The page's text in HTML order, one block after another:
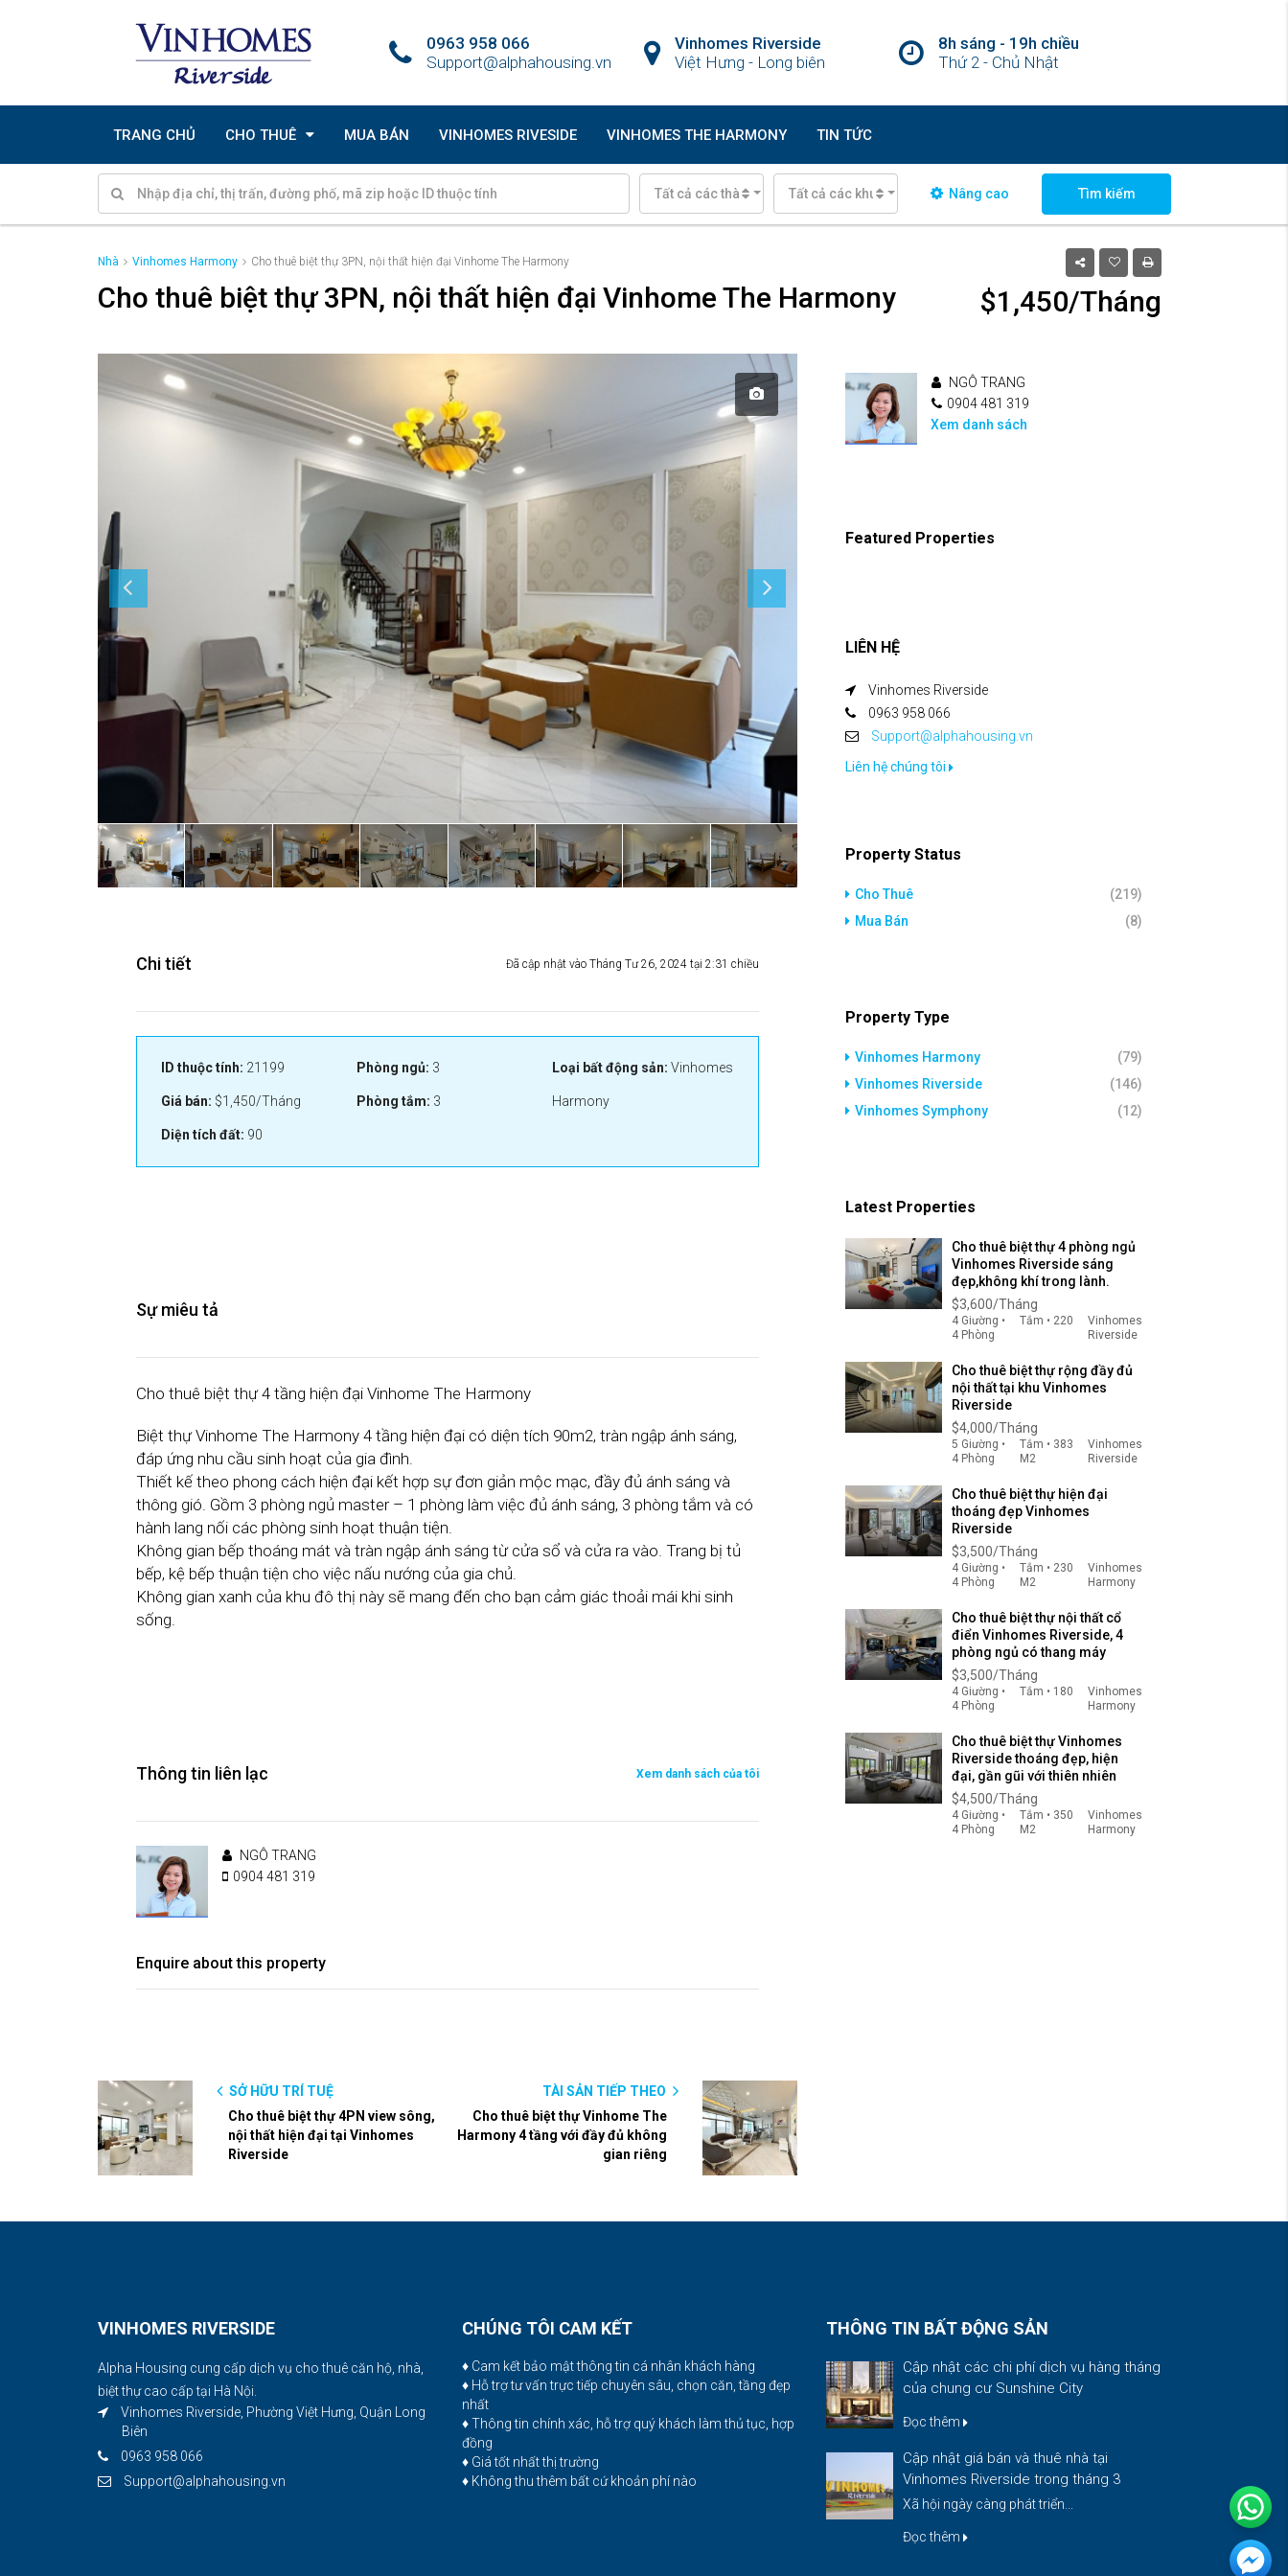
8h sáng - 19h chiều
Thứ 2 - Chủ Nhật
Vinhomes Riverside
Việt Hưng - Long biên
0963 958 066
Support@alphahousing.vn
TRANG CHỦ CHO THUÊ MUA BÁN VINHOMES RIVESIDE VINHOMES THE HARMONY TIN TỨC
Tất cả các thành phố Tất cả các khu vực Nâng cao Tìm kiếm
Nhà Vinhomes Harmony Cho thuê biệt thự 3PN, nội thất hiện đại Vinhome The Harmony
Cho thuê biệt thự 3PN, nội thất hiện đại Vinhome The Harmony $1,450/Tháng
Chi tiết Đã cập nhật vào Tháng Tư 26, 2024 tại 2:31 chiều
ID thuộc tính: 21199
Giá bán: $1,450/Tháng
Diện tích đất: 90
Phòng ngủ: 3
Phòng tắm: 3
Loại bất động sản: Vinhomes
Harmony
Sự miêu tả
Cho thuê biệt thự 4 tầng hiện đại Vinhome The Harmony
Biệt thự Vinhome The Harmony 4 tầng hiện đại có diện tích 90m2, tràn ngập ánh sáng,
đáp ứng nhu cầu sinh hoạt của gia đình.
Thiết kế theo phong cách hiện đại kết hợp sự đơn giản mộc mạc, đầy đủ ánh sáng và
thông gió. Gồm 3 phòng ngủ master – 1 phòng làm việc đủ ánh sáng, 3 phòng tắm và có
hành lang nối các phòng sinh hoạt thuận tiện.
Không gian bếp thoáng mát và tràn ngập ánh sáng từ cửa sổ và cửa ra vào. Trang bị tủ
bếp, kệ bếp thuận tiện cho việc nấu nướng của gia chủ.
Không gian xanh của khu đô thị này sẽ mang đến cho bạn cảm giác thoải mái khi sinh
sống.
Thông tin liên lạc Xem danh sách của tôi
NGÔ TRANG
0904 481 319
Enquire about this property
SỞ HỮU TRÍ TUỆ
Cho thuê biệt thự 4PN view sông,
nội thất hiện đại tại Vinhomes
Riverside
TÀI SẢN TIẾP THEO
Cho thuê biệt thự Vinhome The
Harmony 4 tầng với đầy đủ không
gian riêng
NGÔ TRANG
0904 481 319
Xem danh sách
Featured Properties
LIÊN HỆ
Vinhomes Riverside
0963 958 066
Support@alphahousing.vn
Liên hệ chúng tôi
Property Status
Cho Thuê
(219)
Mua Bán
(8)
Property Type
Vinhomes Harmony
(79)
Vinhomes Riverside
(146)
Vinhomes Symphony
(12)
Latest Properties
Cho thuê biệt thự 4 phòng ngủ
Vinhomes Riverside sáng
đẹp,không khí trong lành.
$3,600/Tháng
4 Giường •
4 Phòng
Tắm • 220
Vinhomes
Riverside
Cho thuê biệt thự rộng đầy đủ
nội thất tại khu Vinhomes
Riverside
$4,000/Tháng
5 Giường •
4 Phòng
Tắm • 383
M2
Vinhomes
Riverside
Cho thuê biệt thự hiện đại
thoáng đẹp Vinhomes
Riverside
$3,500/Tháng
4 Giường •
4 Phòng
Tắm • 230
M2
Vinhomes
Harmony
Cho thuê biệt thự nội thất cổ
điển Vinhomes Riverside, 4
phòng ngủ có thang máy
$3,500/Tháng
4 Giường •
4 Phòng
Tắm • 180
Vinhomes
Harmony
Cho thuê biệt thự Vinhomes
Riverside thoáng đẹp, hiện
đại, gần gũi với thiên nhiên
$4,500/Tháng
4 Giường •
4 Phòng
Tắm • 350
M2
Vinhomes
Harmony
VINHOMES RIVERSIDE
Alpha Housing cung cấp dịch vụ cho thuê căn hộ, nhà,
biệt thự cao cấp tại Hà Nội.
Vinhomes Riverside, Phường Việt Hưng, Quận Long
Biên
0963 958 066
Support@alphahousing.vn
CHÚNG TÔI CAM KẾT
♦ Cam kết bảo mật thông tin cá nhân khách hàng
♦ Hỗ trợ tư vấn trực tiếp chuyên sâu, chọn căn, tầng đẹp
nhất
♦ Thông tin chính xác, hỗ trợ quý khách làm thủ tục, hợp
đồng
♦ Giá tốt nhất thị trường
♦ Không thu thêm bất cứ khoản phí nào
THÔNG TIN BẤT ĐỘNG SẢN
Cập nhật các chi phí dịch vụ hàng tháng
của chung cư Sunshine City
Đọc thêm
Cập nhật giá bán và thuê nhà tại
Vinhomes Riverside trong tháng 3
Xã hội ngày càng phát triển...
Đọc thêm